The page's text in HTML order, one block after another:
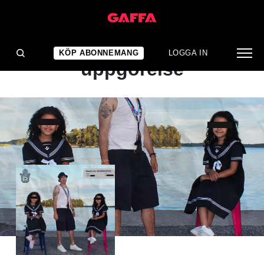
KÖP ABONNEMANG LOGGA IN
ALBUMRECENSION
Svek, skuld och
uppgörelse